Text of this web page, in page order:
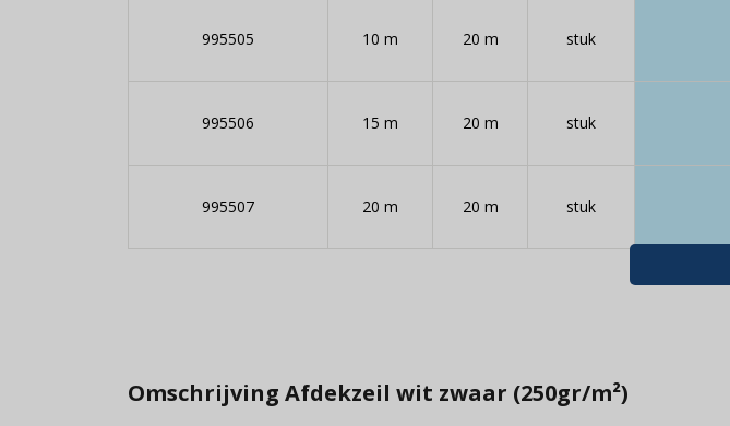
995505 10 m 20 m stuk
995506 15 m 20 m stuk
995507 20 m 20 m stuk
Omschrijving Afdekzeil wit zwaar (250gr/m²)